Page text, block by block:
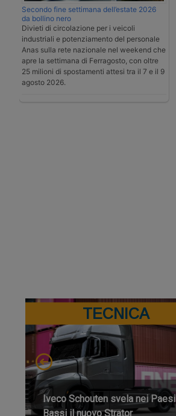
Secondo fine settimana dell’estate 2026
da bollino nero
Divieti di circolazione per i veicoli
industriali e potenziamento del personale
Anas sulla rete nazionale nel weekend che
apre la settimana di Ferragosto, con oltre
25 milioni di spostamenti attesi tra il 7 e il 9
agosto 2026.
Una petroliera
mette in gioco il
blocco Usa a
negli Usa con
Fascan
TECNICA
Iveco Schouten svela nei Paesi
Bassi il nuovo Strator